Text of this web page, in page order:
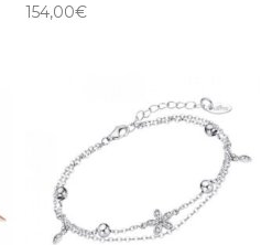
154,00€